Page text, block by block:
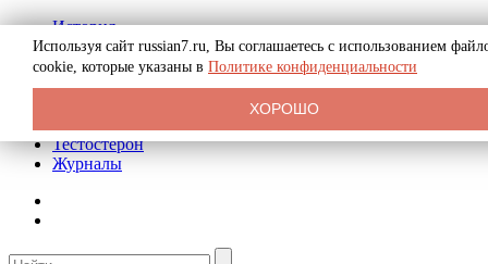
История
Биография
Криминал
Реклама на сайте
Тестостерон
Журналы
Используя сайт russian7.ru, Вы соглашаетесь с использованием
cookie, которые указаны в Политике конфиденциальности
ХОРОШО